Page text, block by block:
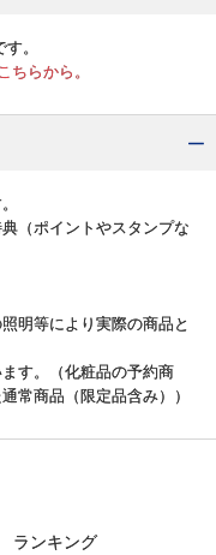
。
ちらから。
（ポイントやスタンプな
明等により実際の商品と
す。（化粧品の予約商
常商品（限定品含み））
ランキング